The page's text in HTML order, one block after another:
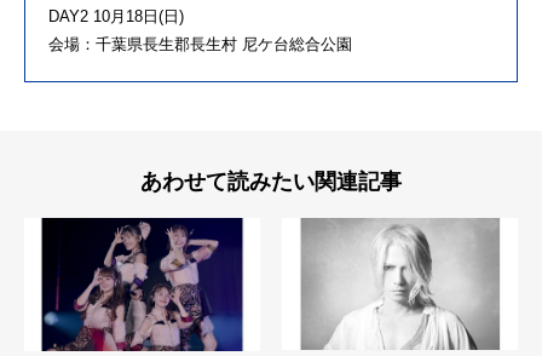
DAY2 10月18日(日)
会場：千葉県長生郡長生村 尼ケ台総合公園
あわせて読みたい関連記事